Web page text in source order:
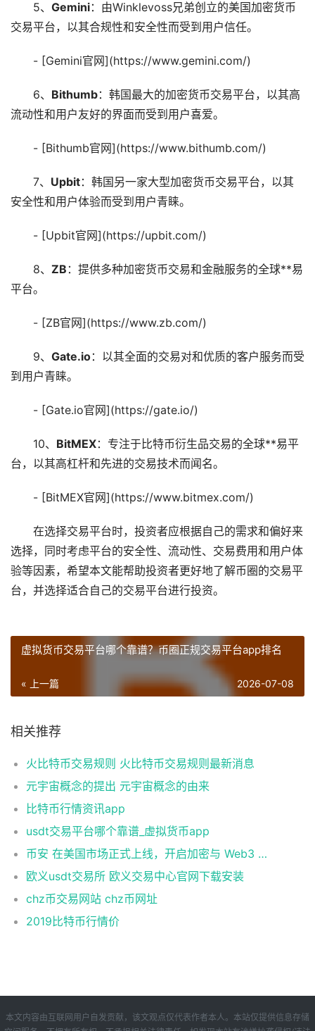
5、 Gemini：由Winklevoss兄弟创立的美国加密货币
交易平台，以其合规性和安全性而受到用户信任。
- [Gemini官网](https://www.gemini.com/)
6、 Bithumb：韩国最大的加密货币交易平台，以其高
流动性和用户友好的界面而受到用户喜爱。
- [Bithumb官网](https://www.bithumb.com/)
7、 Upbit：韩国另一家大型加密货币交易平台，以其
安全性和用户体验而受到用户青睐。
- [Upbit官网](https://upbit.com/)
8、 ZB ：提供多种加密货币交易和金融服务的全球**易
平台。
- [ZB官网](https://www.zb.com/)
9、 Gate.io：以其全面的交易对和优质的客户服务而受
到用户青睐。
- [Gate.io官网](https://gate.io/)
10、 BitMEX：专注于比特币衍生品交易的全球**易平
台，以其高杠杆和先进的交易技术而闻名。
- [BitMEX官网](https://www.bitmex.com/)
在选择交易平台时，投资者应根据自己的需求和偏好来
选择，同时考虑平台的安全性、流动性、交易费用和用户体
验等因素，希望本文能帮助投资者更好地了解币圈的交易平
台，并选择适合自己的交易平台进行投资。
虚拟货币交易平台哪个靠谱？币圈正规交易平台app排名
« 上一篇 2026-07-08
相关推荐
火比特币交易规则 火比特币交易规则最新消息
元宇宙概念的提出 元宇宙概念的由来
比特币行情资讯app
usdt交易平台哪个靠谱_虚拟货币app
币安 在美国市场正式上线，开启加密与 Web3 创新的全新时代！
欧义usdt交易所 欧义交易中心官网下载安装
chz币交易网站 chz币网址
2019比特币行情价
本文内容由互联网用户自发贡献，该文观点仅代表作者本人。本站仅提供信息存储